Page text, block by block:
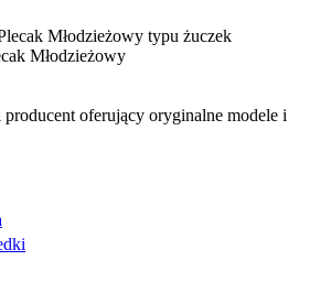
Młodzieżowy
producent oferujący oryginalne modele i